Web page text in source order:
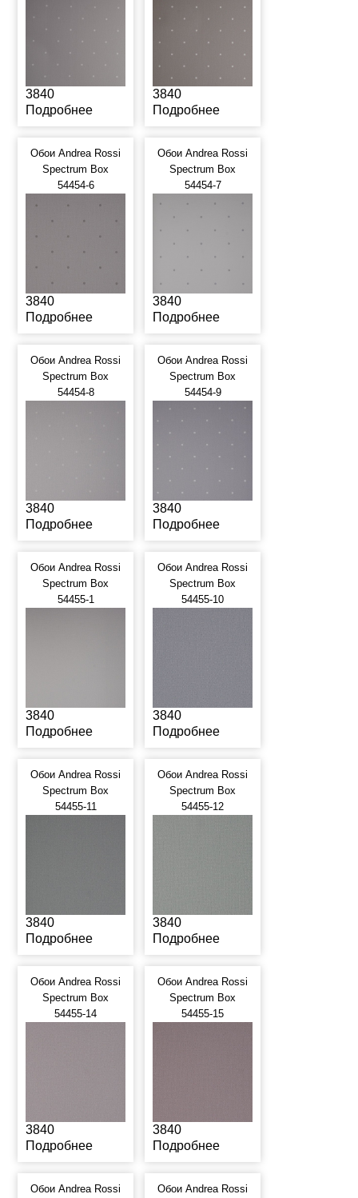
3840
Подробнее
3840
Подробнее
Обои Andrea Rossi
Spectrum Box
54454-6
3840
Подробнее
Обои Andrea Rossi
Spectrum Box
54454-7
3840
Подробнее
Обои Andrea Rossi
Spectrum Box
54454-8
3840
Подробнее
Обои Andrea Rossi
Spectrum Box
54454-9
3840
Подробнее
Обои Andrea Rossi
Spectrum Box
54455-1
3840
Подробнее
Обои Andrea Rossi
Spectrum Box
54455-10
3840
Подробнее
Обои Andrea Rossi
Spectrum Box
54455-11
3840
Подробнее
Обои Andrea Rossi
Spectrum Box
54455-12
3840
Подробнее
Обои Andrea Rossi
Spectrum Box
54455-14
3840
Подробнее
Обои Andrea Rossi
Spectrum Box
54455-15
3840
Подробнее
Обои Andrea Rossi
Обои Andrea Rossi